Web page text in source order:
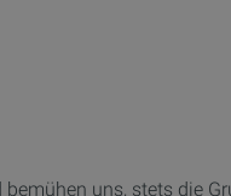
uns, stets die